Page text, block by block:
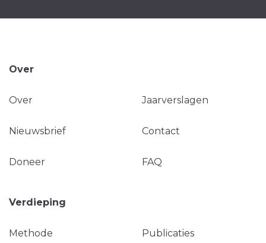
Over
Over Jaarverslagen
Nieuwsbrief Contact
Doneer FAQ
Verdieping
Methode Publicaties